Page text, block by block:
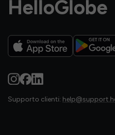
HelloGlobe
Supporto clienti: